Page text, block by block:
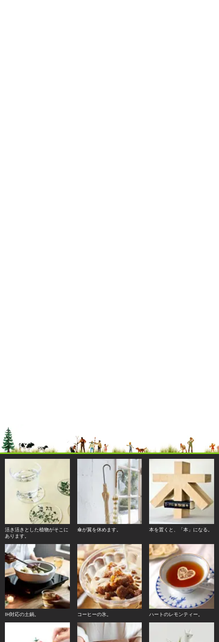
活き活きとした植物がそこに
あります。
傘が翼を休めます。 本を置くと、「本」になる。
IH対応の土鍋。 コーヒーの氷。 ハートのレモンティー。